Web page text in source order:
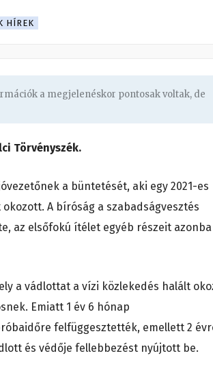
HÍREK
a megjelenéskor pontosak voltak, de
Törvényszék.
a büntetését, aki egy 2021-es
A bíróság a szabadságvesztés
az elsőfokú ítélet egyéb részeit
a vádlottat a vízi közlekedés halált
Emiatt 1 év 6 hónap
felfüggesztették, emellett 2
és védője fellebbezést nyújtott be.